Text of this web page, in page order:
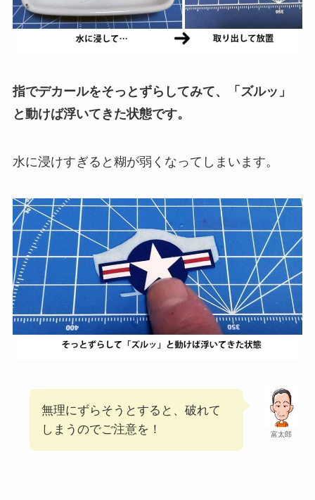
指でデカールをそっとずらしてみて、「ズルッ」
と動けば浮いてきた状態です。
水に浸けすぎると糊が弱くなってしまいます。
富太郎
無理にずらそうとすると、破れて
しまうのでご注意を！